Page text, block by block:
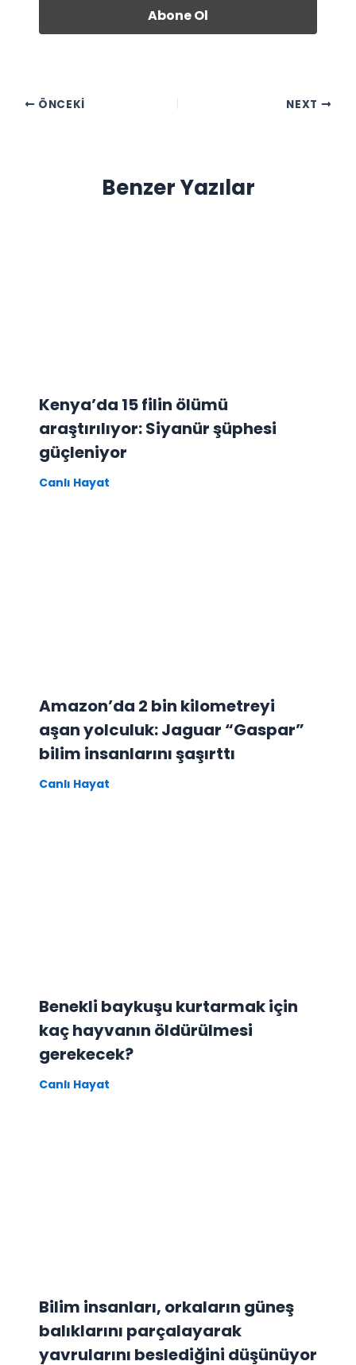
ÖNCEKI NEXT
Benzer Yazılar
Kenya’da 15 filin ölümü
araştırılıyor: Siyanür şüphesi
güçleniyor
Canlı Hayat
Amazon’da 2 bin kilometreyi
aşan yolculuk: Jaguar “Gaspar”
bilim insanlarını şaşırttı
Canlı Hayat
Benekli baykuşu kurtarmak için
kaç hayvanın öldürülmesi
gerekecek?
Canlı Hayat
Bilim insanları, orkaların güneş
balıklarını parçalayarak
yavrularını beslediğini düşünüyor